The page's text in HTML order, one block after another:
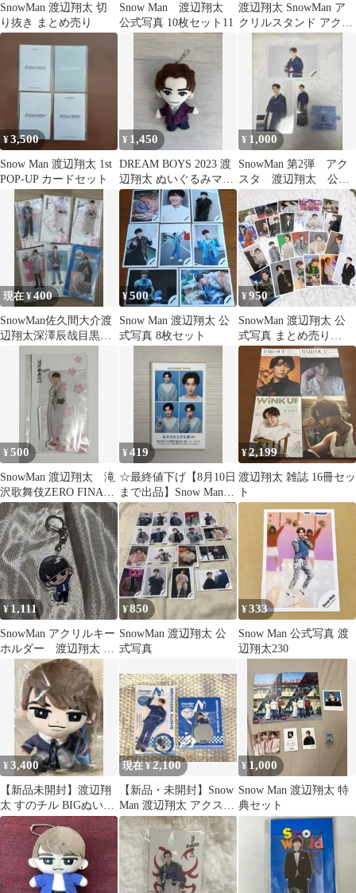
SnowMan 渡辺翔太 切
り抜き まとめ売り
Snow Man 渡辺翔太
公式写真 10枚セット11
渡辺翔太 SnowMan ア
クリルスタンド アクス
タ 第1弾
¥3,500
Snow Man 渡辺翔太 1st
POP-UP カードセット
¥ 1,450
DREAM BOYS 2023 渡
辺翔太 ぬいぐるみマス
コット Snow Man
¥ 1,000
SnowMan 第2弾 アク
スタ 渡辺翔太 公式
写真
現在 ¥400
SnowMan佐久間大介渡
辺翔太深澤辰哉目黒蓮
¥500
Snow Man 渡辺翔太 公
式写真 8枚セット
¥950
SnowMan 渡辺翔太 公
式写真 まとめ売り
2022-2024年
¥500
SnowMan 渡辺翔太 滝
沢歌舞伎ZERO FINAL
アクスタ
¥419
☆最終値下げ【8月10日
まで出品】Snow Man
渡辺翔太 証明写真
¥2,199
渡辺翔太 雑誌 16冊セッ
ト
¥1,111
SnowMan アクリルキー
ホルダー 渡辺翔太 す
のチル ぶら下がり
¥850
SnowMan 渡辺翔太 公
式写真
¥333
Snow Man 公式写真 渡
辺翔太230
¥3,400
【新品未開封】渡辺翔
太 すのチル BIGぬいぐ
るみver
現在 ¥2,100
【新品・未開封】Snow
Man 渡辺翔太 アクス
タ・ミラーステッカー
セット
¥ 1,000
Snow Man 渡辺翔太 特
典セット